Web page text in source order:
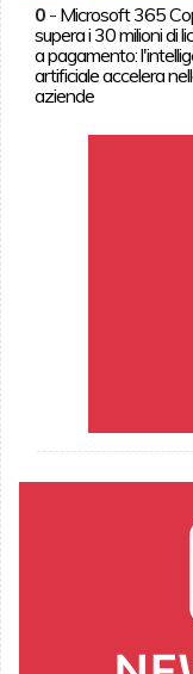
0- Microsoft 365
supera i 30 milioni di
a pagamento:
artificiale accelera
aziende